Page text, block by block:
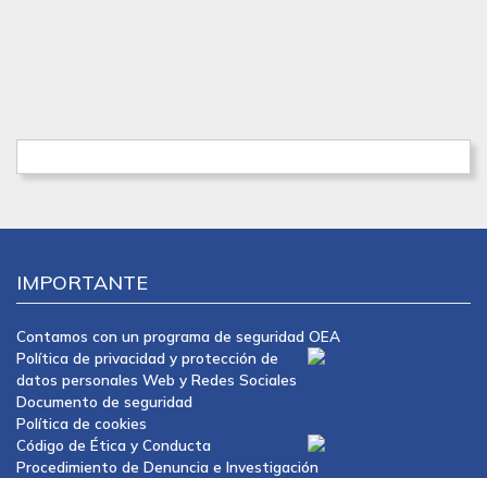
IMPORTANTE
Contamos con un programa de seguridad OEA
Política de privacidad y protección de
datos personales Web y Redes Sociales
Documento de seguridad
Política de cookies
Código de Ética y Conducta
Procedimiento de Denuncia e Investigación